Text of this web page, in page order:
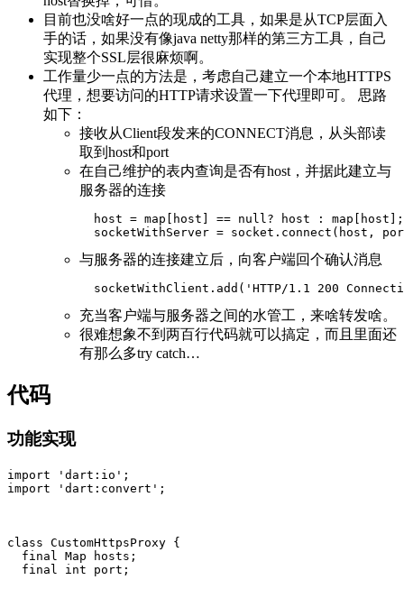
目前也没啥好一点的现成的工具，如果是从TCP层面入
手的话，如果没有像java netty那样的第三方工具，自己
实现整个SSL层很麻烦啊。
工作量少一点的方法是，考虑自己建立一个本地HTTPS
代理，想要访问的HTTP请求设置一下代理即可。 思路
如下：
接收从Client段发来的CONNECT消息，从头部读
取到host和port
在自己维护的表内查询是否有host，并据此建立与
服务器的连接
  host = map[host] == null? host : map[host];
与服务器的连接建立后，向客户端回个确认消息
充当客户端与服务器之间的水管工，来啥转发啥。
很难想象不到两百行代码就可以搞定，而且里面还
有那么多try catch…
代码
功能实现
import 'dart:io';
import 'dart:convert';
class CustomHttpsProxy {
  final Map hosts;
  final int port;